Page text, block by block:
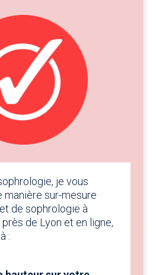
je vous
manière sur-mesure
de sophrologie à
de Lyon et en ligne,
: